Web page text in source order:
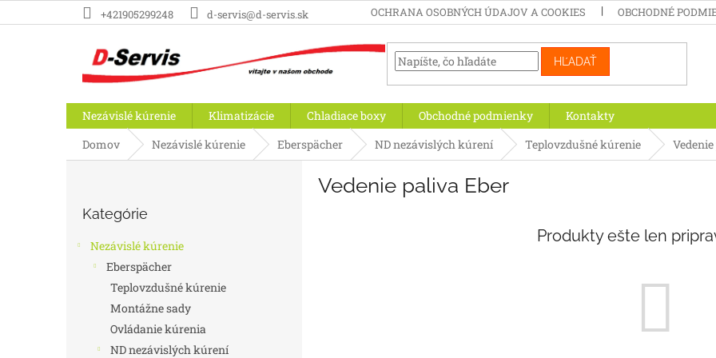
na
+421905299248 d-servis@d-servis.sk OCHRANA OSOBNÝCH ÚDAJOV A COOKIES OBCHODNÉ
HĽADAŤ
Nezávislé kúrenie Klimatizácie Chladiace boxy Obchodné podmienky
Kontakty
Domov
Nezávislé kúrenie Eberspächer ND nezávislých kúrení Teplovzdušné kúrenie
kategórie
Kategórie
Nezávislé kúrenie
Eberspächer
Teplovzdušné kúrenie
Montážne sady
Ovládanie kúrenia
ND nezávislých kúrení
Vedenie paliva Eber
Produkty ešte len